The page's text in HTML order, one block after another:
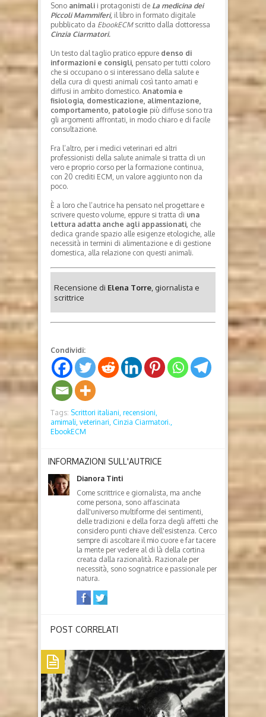
Sono animali i protagonisti de La medicina dei
Piccoli Mammiferi, il libro in formato digitale
pubblicato da EbookECMscritto dalla dottoressa
Cinzia Ciarmatori.
Un testo dal taglio pratico eppure denso di
informazioni e consigli, pensato per tutti coloro
che si occupano o si interessano della salute e
della cura di questi animali così tanto amati e
diffusi in ambito domestico. Anatomia e
fisiologia, domesticazione, alimentazione,
comportamento, patologie più diffuse sono tra
gli argomenti affrontati, in modo chiaro e di facile
consultazione.
Fra l’altro, per i medici veterinari ed altri
professionisti della salute animale si tratta di un
vero e proprio corso per la formazione continua,
con 20 crediti ECM, un valore aggiunto non da
poco.
È a loro che l’autrice ha pensato nel progettare e
scrivere questo volume, eppure si tratta di una
lettura adatta anche agli appassionati, che
dedica grande spazio alle esigenze etologiche, alle
necessità in termini di alimentazione e di gestione
domestica, alla relazione con questi animali.
Recensione di Elena Torre , giornalista e
scrittrice
Condividi:
Tags: Scrittori italiani, recensioni,
amimali, veterinari, Cinzia Ciarmatori.,
EbookECM
INFORMAZIONI SULL'AUTRICE
Dianora Tinti
Come scrittrice e giornalista, ma anche
come persona, sono affascinata
dall'universo multiforme dei sentimenti,
delle tradizioni e della forza degli affetti che
considero punti chiave dell'esistenza. Cerco
sempre di ascoltare il mio cuore e far tacere
la mente per vedere al di là della cortina
creata dalla razionalità. Razionale per
necessità, sono sognatrice e passionale per
natura.
POST CORRELATI